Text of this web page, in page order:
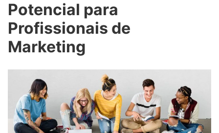
Potencial para
Profissionais de
Marketing